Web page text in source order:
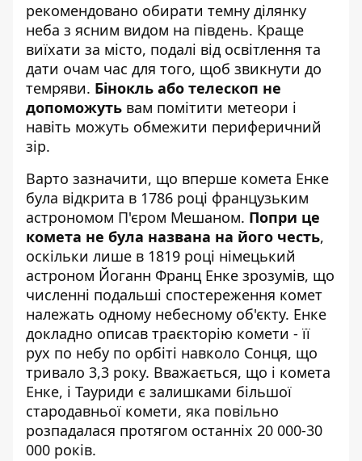
рекомендовано обирати темну ділянку
неба з ясним видом на південь. Краще
виїхати за місто, подалі від освітлення та
дати очам час для того, щоб звикнути до
темряви. Бінокль або телескоп не
допоможуть вам помітити метеори і
навіть можуть обмежити периферичний
зір.
Варто зазначити, що вперше комета Енке
була відкрита в 1786 році французьким
астрономом П'єром Мешаном. Попри це
комета не була названа на його честь,
оскільки лише в 1819 році німецький
астроном Йоганн Франц Енке зрозумів, що
численні подальші спостереження комет
належать одному небесному об'єкту. Енке
докладно описав траєкторію комети - її
рух по небу по орбіті навколо Сонця, що
тривало 3,3 року. Вважається, що і комета
Енке, і Тауриди є залишками більшої
стародавньої комети, яка повільно
розпадалася протягом останніх 20 000-30
000 років.